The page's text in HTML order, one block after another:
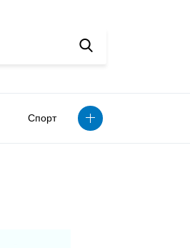
Спорт